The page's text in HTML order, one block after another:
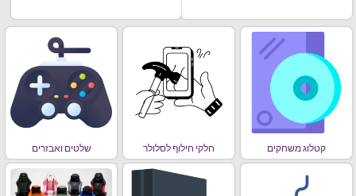
קטלוג משחקים חלקי חילוף לסלולר שלטים ואבזרים